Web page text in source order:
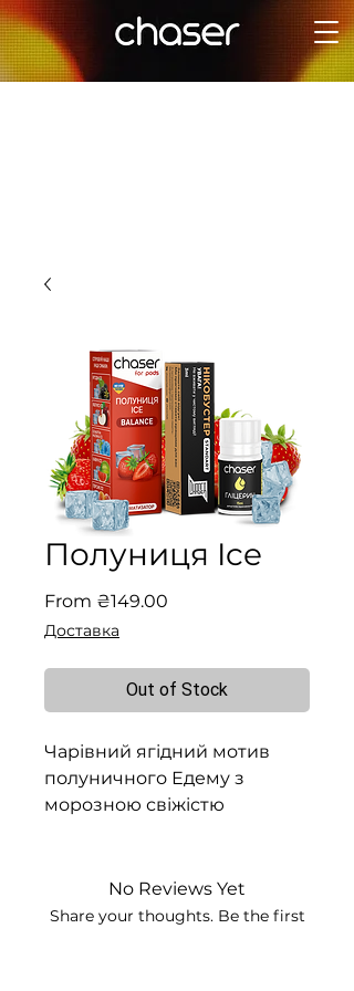
Полуниця Ice
From ₴149.00
Доставка
Out of Stock
Чарівний ягідний мотив
полуничного Едему з
морозною свіжістю
No Reviews Yet
Share your thoughts. Be the first